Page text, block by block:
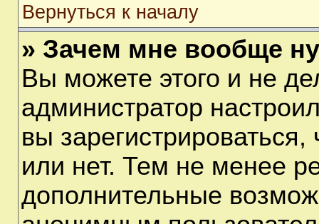
Вернуться к началу
» Зачем мне вообще
Вы можете этого и не
администратор
вы
или нет. Тем не менее
дополнительные